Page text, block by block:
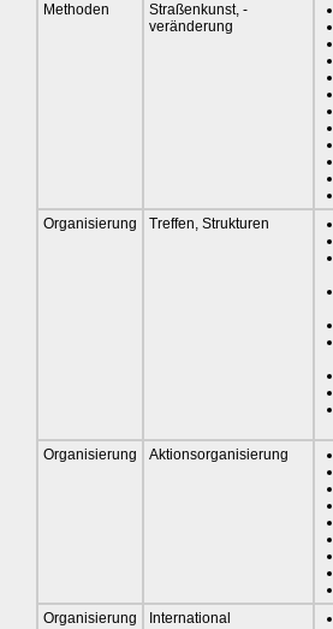
Methoden
Straßenkunst, -
veränderung
Organisierung Treffen, Strukturen
Organisierung Aktionsorganisierung
Organisierung International